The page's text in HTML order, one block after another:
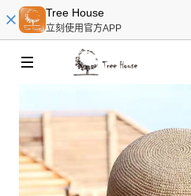
Tree House
立刻使用官方APP